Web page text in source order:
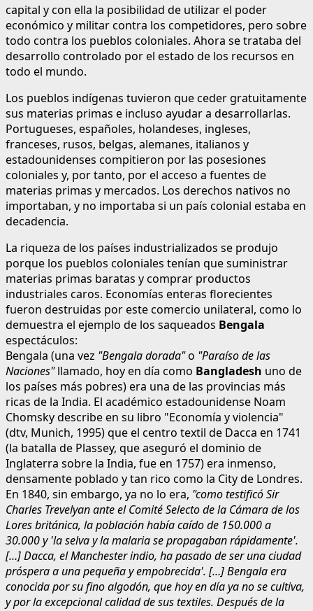
capital y con ella la posibilidad de utilizar el poder
económico y militar contra los competidores, pero sobre
todo contra los pueblos coloniales. Ahora se trataba del
desarrollo controlado por el estado de los recursos en
todo el mundo.
Los pueblos indígenas tuvieron que ceder gratuitamente
sus materias primas e incluso ayudar a desarrollarlas.
Portugueses, españoles, holandeses, ingleses,
franceses, rusos, belgas, alemanes, italianos y
estadounidenses compitieron por las posesiones
coloniales y, por tanto, por el acceso a fuentes de
materias primas y mercados. Los derechos nativos no
importaban, y no importaba si un país colonial estaba en
decadencia.
La riqueza de los países industrializados se produjo
porque los pueblos coloniales tenían que suministrar
materias primas baratas y comprar productos
industriales caros. Economías enteras florecientes
fueron destruidas por este comercio unilateral, como lo
demuestra el ejemplo de los saqueados Bengala
espectáculos:
Bengala (una vez "Bengala dorada"o "Paraíso de las
Naciones"llamado, hoy en día como Bangladesh uno de
los países más pobres) era una de las provincias más
ricas de la India. El académico estadounidense Noam
Chomsky describe en su libro "Economía y violencia"
(dtv, Munich, 1995) que el centro textil de Dacca en 1741
(la batalla de Plassey, que aseguró el dominio de
Inglaterra sobre la India, fue en 1757) era inmenso,
densamente poblado y tan rico como la City de Londres.
En 1840, sin embargo, ya no lo era, "como testificó Sir
Charles Trevelyan ante el Comité Selecto de la Cámara de los
Lores británica, la población había caído de 150.000 a
30.000 y 'la selva y la malaria se propagaban rápidamente'.
[…] Dacca, el Manchester indio, ha pasado de ser una ciudad
próspera a una pequeña y empobrecida'. […] Bengala era
conocida por su fino algodón, que hoy en día ya no se cultiva,
y por la excepcional calidad de sus textiles. Después de la